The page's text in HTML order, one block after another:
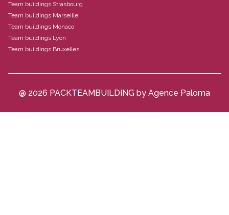
Team buildings Strasbourg
Team buildings Marseille
Team buildings Monaco
Team buildings Lyon
Team buildings Bruxelles
@ 2026 PACKTEAMBUILDING by Agence Paloma